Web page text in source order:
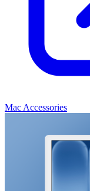
Mac Accessories